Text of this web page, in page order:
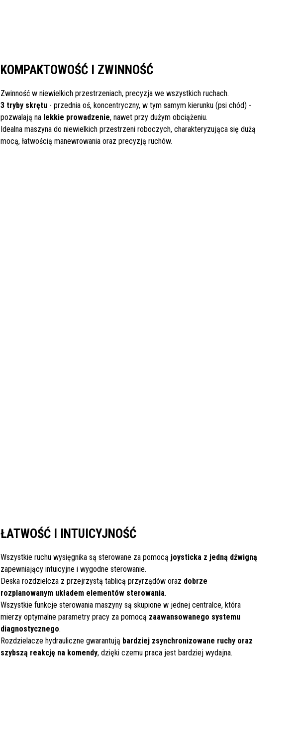
KOMPAKTOWOŚĆ I ZWINNOŚĆ
Zwinność w niewielkich przestrzeniach, precyzja we wszystkich ruchach.
3 tryby skrętu- przednia oś, koncentryczny, w tym samym kierunku (psi chód) -
pozwalają na lekkie prowadzenie, nawet przy dużym obciążeniu.
Idealna maszyna do niewielkich przestrzeni roboczych, charakteryzująca się dużą
mocą, łatwością manewrowania oraz precyzją ruchów.
ŁATWOŚĆ I INTUICYJNOŚĆ
Wszystkie ruchu wysięgnika są sterowane za pomocą joysticka z jedną dźwigną
zapewniający intuicyjne i wygodne sterowanie.
Deska rozdzielcza z przejrzystą tablicą przyrządów oraz dobrze
rozplanowanym układem elementów sterowania.
Wszystkie funkcje sterowania maszyny są skupione w jednej centralce, która
mierzy optymalne parametry pracy za pomocą zaawansowanego systemu
diagnostycznego.
Rozdzielacze hydrauliczne gwarantują bardziej zsynchronizowane ruchy oraz
szybszą reakcję na komendy, dzięki czemu praca jest bardziej wydajna.